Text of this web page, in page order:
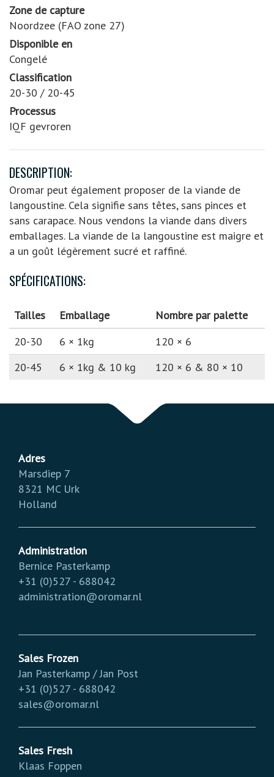
Zone de capture
Noordzee (FAO zone 27)
Disponible en
Congelé
Classification
20-30 / 20-45
Processus
IQF gevroren
DESCRIPTION:
Oromar peut également proposer de la viande de
langoustine. Cela signifie sans têtes, sans pinces et
sans carapace. Nous vendons la viande dans divers
emballages. La viande de la langoustine est maigre et
a un goût légèrement sucré et raffiné.
SPÉCIFICATIONS:
Tailles Emballage
Nombre par palette
20-30
6 × 1kg
120 × 6
20-45
6 × 1kg & 10 kg 120 × 6 & 80 × 10
Adres
Marsdiep 7
8321 MC Urk
Holland
Administration
Bernice Pasterkamp
+31 (0)527 - 688042
administration@oromar.nl
Sales Frozen
Jan Pasterkamp / Jan Post
+31 (0)527 - 688042
sales@oromar.nl
Sales Fresh
Klaas Foppen